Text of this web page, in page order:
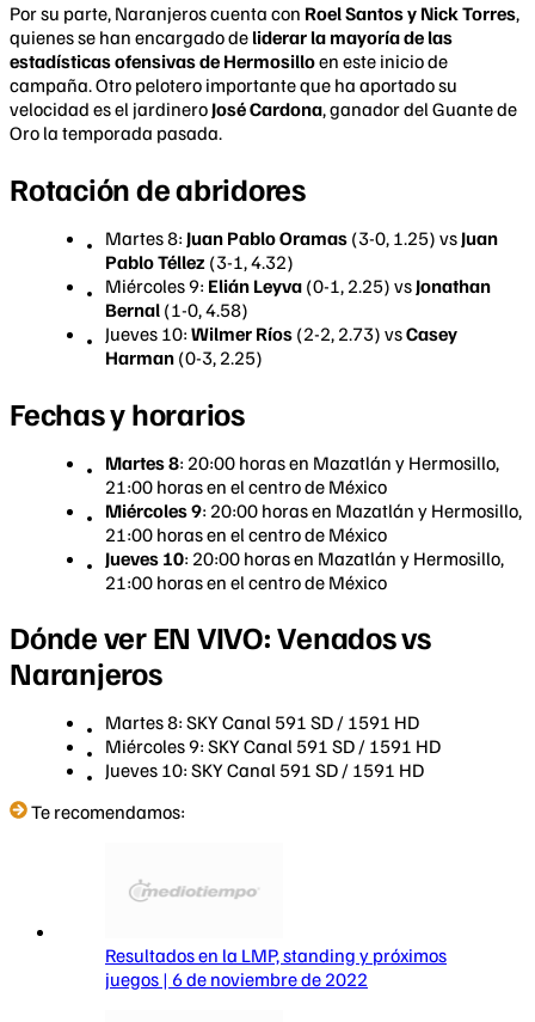
Por su parte, Naranjeros cuenta con Roel Santos y Nick Torres,
quienes se han encargado de liderar la mayoría de las
estadísticas ofensivas de Hermosilloen este inicio de
campaña. Otro pelotero importante que ha aportado su
velocidad es el jardinero José Cardona, ganador del Guante de
Oro la temporada pasada.
Rotación de abridores
Martes 8: Juan Pablo Oramas (3-0, 1.25) vs Juan
Pablo Téllez (3-1, 4.32)
Miércoles 9: Elián Leyva (0-1, 2.25) vs Jonathan
Bernal (1-0, 4.58)
Jueves 10: Wilmer Ríos (2-2, 2.73) vsCasey
Harman (0-3, 2.25)
Fechas y horarios
Martes 8: 20:00 horas en Mazatlán y Hermosillo,
21:00 horas en el centro de México
Miércoles 9: 20:00 horas en Mazatlán y Hermosillo,
21:00 horas en el centro de México
Jueves 10: 20:00 horas en Mazatlán y Hermosillo,
21:00 horas en el centro de México
Dónde ver EN VIVO: Venados vs
Naranjeros
Martes 8: SKY Canal 591 SD / 1591 HD
Miércoles 9: SKY Canal 591 SD / 1591 HD
Jueves 10: SKY Canal 591 SD / 1591 HD
Te recomendamos:
Resultados en la LMP, standing y próximos
juegos | 6 de noviembre de 2022